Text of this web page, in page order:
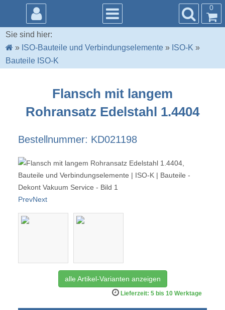
0
Sie sind hier:
» ISO-Bauteile und Verbindungselemente » ISO-K »
Bauteile ISO-K
Flansch mit langem
Rohransatz Edelstahl 1.4404
Bestellnummer: KD021198
PrevNext
alle Artikel-Varianten anzeigen
Lieferzeit: 5 bis 10 Werktage